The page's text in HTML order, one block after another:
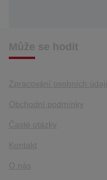
Může se hodit
Zpracování osobních údajů
Obchodní podmínky
Časté otázky
Kontakt
O nás